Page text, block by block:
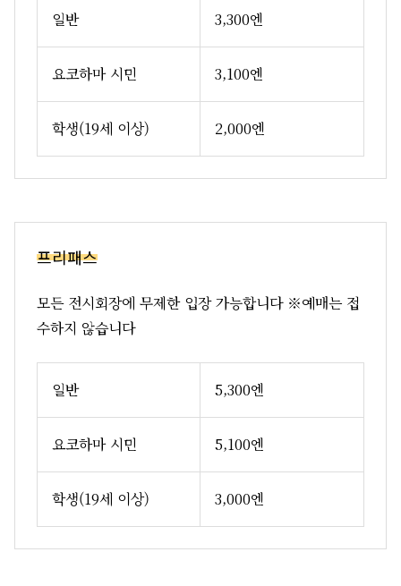
일반 3,300엔
요코하마 시민 3,100엔
학생(19세 이상) 2,000엔
프리패스
모든 전시회장에 무제한 입장 가능합니다 ※예매는 접
수하지 않습니다
일반 5,300엔
요코하마 시민 5,100엔
학생(19세 이상) 3,000엔